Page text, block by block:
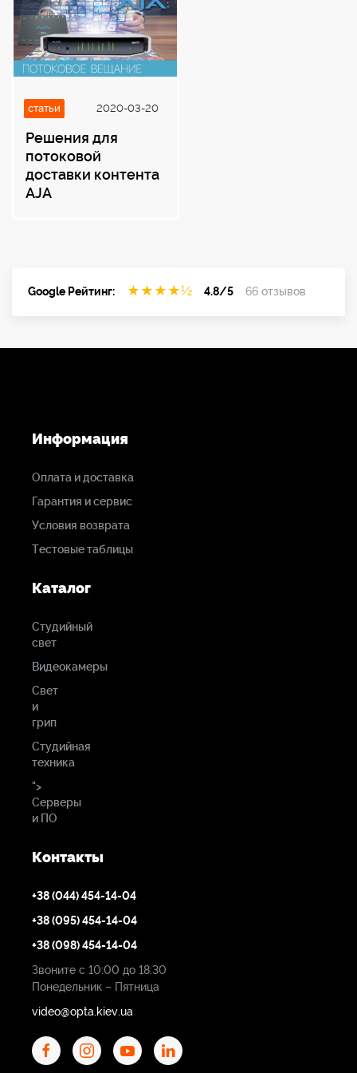
статьи 2020-03-20
Решения для
потоковой
доставки контента
AJA
Google Рейтинг: ★ ★ ★ ★½ 4.8/5 66 отзывов
Информация
Оплата и доставка
Гарантия и сервис
Условия возврата
Тестовые таблицы
Каталог
Студийный
свет
Видеокамеры
Свет
и
грип
Студийная
техника
">
Серверы
и ПО
Контакты
+38 (044) 454-14-04
+38 (095) 454-14-04
+38 (098) 454-14-04
Звоните с 10:00 до 18:30
Понедельник – Пятница
video@opta.kiev.ua